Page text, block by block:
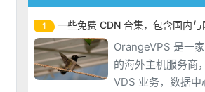
1
OrangeVPS 是一
的海外主机服务商
VDS 业务，数据中